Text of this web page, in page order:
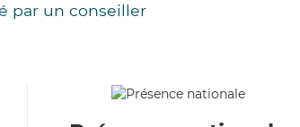
par un conseiller